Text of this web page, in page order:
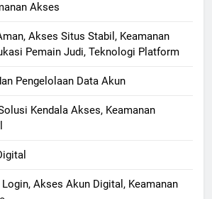
Akses
Akses Situs Stabil, Keamanan
Pemain Judi, Teknologi Platform
Pengelolaan Data Akun
Kendala Akses, Keamanan
Akses Akun Digital, Keamanan